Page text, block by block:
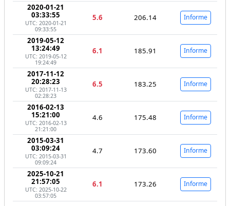
2020-01-21
03:33:55
UTC: 2020-01-21
09:33:55
5.6 206.14 Informe
2019-05-12
13:24:49
UTC: 2019-05-12
19:24:49
6.1 185.91 Informe
2017-11-12
20:28:23
UTC: 2017-11-13
02:28:23
6.5 183.25 Informe
2016-02-13
15:21:00
UTC: 2016-02-13
21:21:00
4.6 175.48 Informe
2015-03-31
03:09:24
UTC: 2015-03-31
09:09:24
4.7 173.60 Informe
2025-10-21
21:57:05
UTC: 2025-10-22
03:57:05
6.1 173.26 Informe